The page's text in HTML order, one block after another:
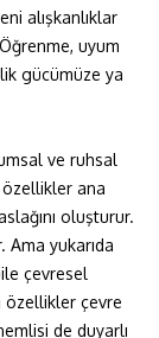
alışkanlıklar
uyum
gücümüze ya
ve ruhsal
ana
oluşturur.
Ama yukarıda
çevresel
özellikler çevre
de duyarlı